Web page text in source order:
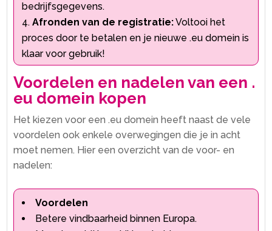
bedrijfsgegevens.​
Afronden van de registratie:Voltooi het
proces door te betalen en je nieuwe .​eu domein is
klaar voor gebruik!
Voordelen en nadelen van een .​
eu domein kopen
Het kiezen voor een .​eu domein heeft naast de vele
voordelen ook enkele overwegingen die je in acht
moet nemen.​ Hier een overzicht van de voor- en
nadelen:
Voordelen
Betere vindbaarheid binnen Europa.​